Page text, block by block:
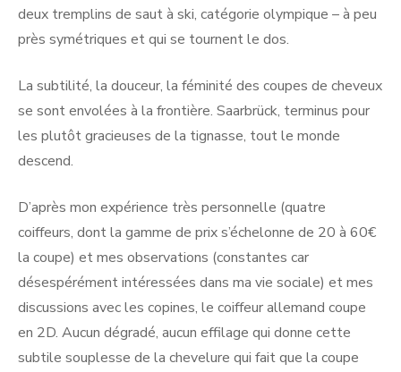
deux tremplins de saut à ski, catégorie olympique – à peu
près symétriques et qui se tournent le dos.
La subtilité, la douceur, la féminité des coupes de cheveux
se sont envolées à la frontière. Saarbrück, terminus pour
les plutôt gracieuses de la tignasse, tout le monde
descend.
D’après mon expérience très personnelle (quatre
coiffeurs, dont la gamme de prix s’échelonne de 20 à 60€
la coupe) et mes observations (constantes car
désespérément intéressées dans ma vie sociale) et mes
discussions avec les copines, le coiffeur allemand coupe
en 2D. Aucun dégradé, aucun effilage qui donne cette
subtile souplesse de la chevelure qui fait que la coupe